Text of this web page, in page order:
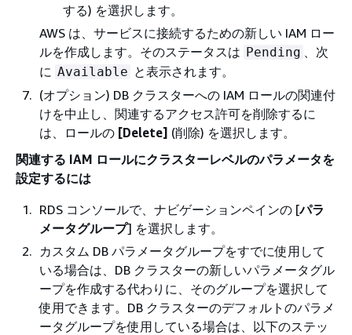
する) を選択します。
AWS は、サービスに接続するための新しい IAM ロー
ルを作成します。そのステータスは Pending
、次
に Available と表示されます。
(オプション) DB クラスターへの IAM ロールの関連付
けを中止し、関連するアクセス許可を削除するに
は、ロールの [Delete] (削除) を選択します。
関連する IAM ロールにクラスターレベルのパラメータを
設定するには
RDS コンソールで、ナビゲーションペインの [パラ
メータグループ] を選択します。
カスタム DB パラメータグループをすでに使用して
いる場合は、DB クラスターの新しいパラメータグル
ープを作成する代わりに、そのグループを選択して
使用できます。DB クラスターのデフォルトのパラメ
ータグループを使用している場合は、以下のステッ